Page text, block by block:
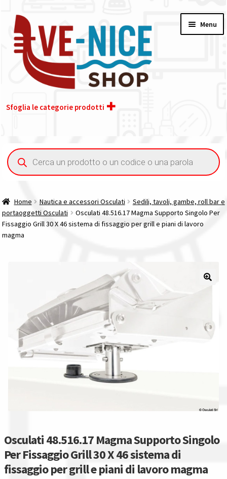
alla
navigazione
contenuto
Menu
Sfoglia le categorie prodotti
Acquisto iva 4% (agevolata)
Contatti
Condizioni generali
Acquisti in rete pubblica amministrazione
Assicurazione integrativa Garanzia3
Bonus fiscali 2025
Gestione resi
Ricerca
prodotti
Home Nautica e accessori Osculati
Sedili, tavoli, gambe, roll bar e
portaoggetti Osculati
Osculati 48.516.17 Magma Supporto Singolo Per
Fissaggio Grill 30 X 46 sistema di fissaggio per grill e piani di lavoro
magma
Osculati 48.516.17 Magma Supporto Singolo
Per Fissaggio Grill 30 X 46 sistema di
fissaggio per grill e piani di lavoro magma